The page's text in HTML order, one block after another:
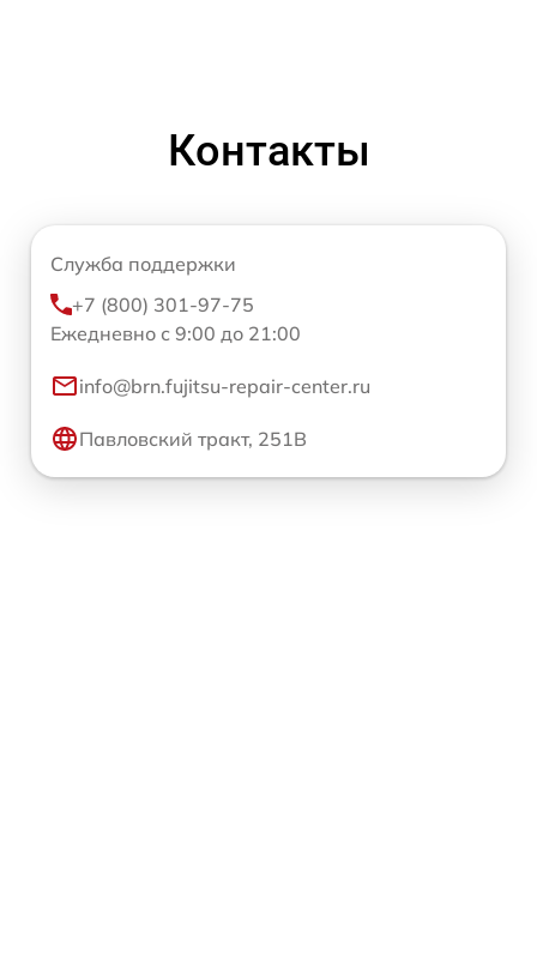
Контакты
Служба поддержки
+7 (800) 301-97-75
Ежедневно с 9:00 до 21:00
info@brn.fujitsu-repair-center.ru
Павловский тракт, 251В